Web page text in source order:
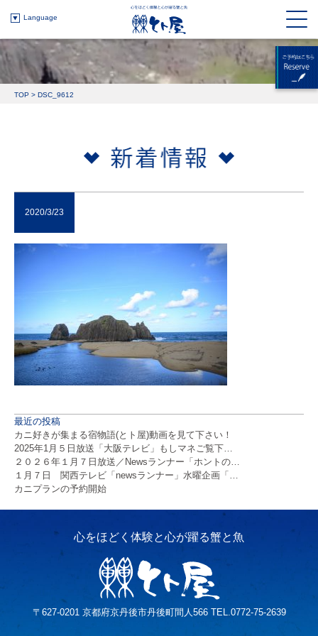
Language
TOP > DSC_9612
2020/3/23
最近の投稿
カニ好きが集まる宿物語(とト屋)動画を見て下さい！
2025年1月５日放送「大阪テレビ」もしマネご覧下…
２０２６年１月７日放送／Newsランナー「ホントの…
１月７日 関西テレビ「newsランナー」水曜企画「…
カニプランの予約開始
〒627-0201 京都府京丹後市丹後町間人566 TEL.0772-75-2639